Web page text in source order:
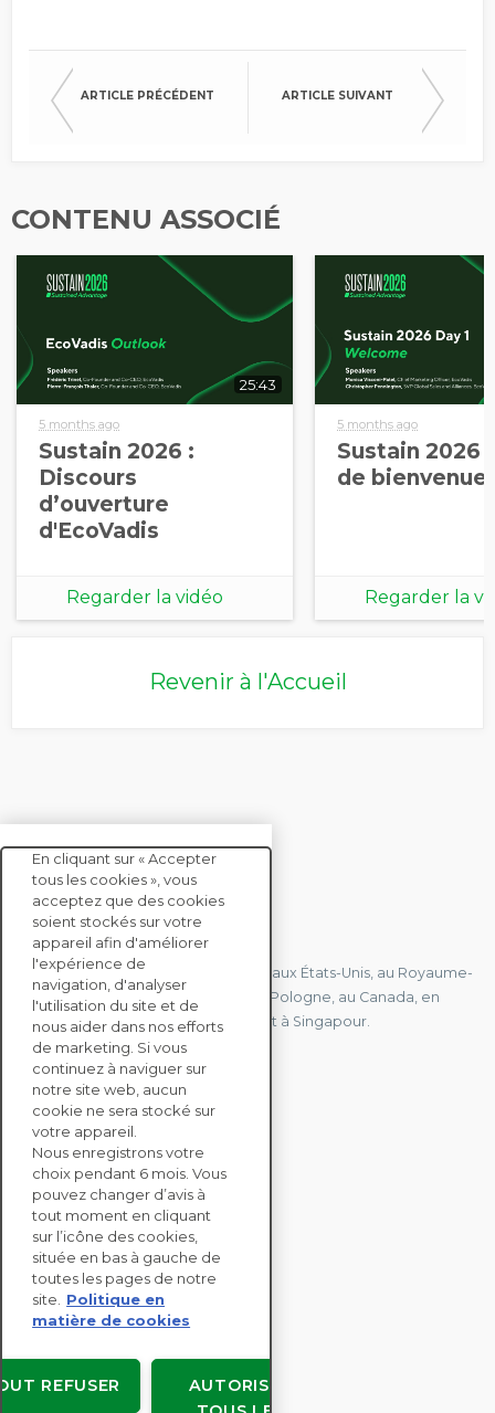
ARTICLE PRÉCÉDENT ARTICLE SUIVANT
CONTENU ASSOCIÉ
25:43
5 months ago
Sustain 2026 :
Discours
d’ouverture
d'EcoVadis
Regarder la vidéo
5 months ago
Sustain 2026
de bienvenue
Regarder la
Revenir à l'Accueil
CONTACTEZ-NOUS
Nous avons des bureaux en France, aux États-Unis, au Royaume-
Uni, à Hong Kong, à l'île Maurice, en Pologne, au Canada, en
Allemagne, au Japon, en Espagne et à Singapour.
CONTACTEZ-NOUS
SOLUTIONS
ENTERPRISE
ÉVALUATIONS RSE
RESSOURCES
À PROPOS
En cliquant sur « Accepter
tous les cookies », vous
acceptez que des cookies
soient stockés sur votre
appareil afin d'améliorer
l'expérience de
navigation, d'analyser
l'utilisation du site et de
nous aider dans nos efforts
de marketing. Si vous
continuez à naviguer sur
notre site web, aucun
cookie ne sera stocké sur
votre appareil.
Nous enregistrons votre
choix pendant 6 mois. Vous
pouvez changer d’avis à
tout moment en cliquant
sur l’icône des cookies,
située en bas à gauche de
toutes les pages de notre
site.
Politique en
matière de cookies
AUTORISER
REFUSER